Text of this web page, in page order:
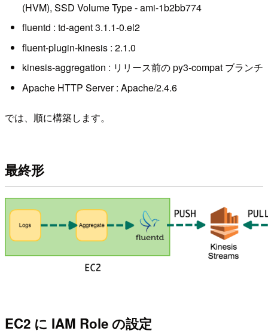
(HVM), SSD Volume Type - ami-1b2bb774
fluentd : td-agent 3.1.1-0.el2
fluent-plugin-kinesis : 2.1.0
kinesis-aggregation : リリース前の py3-compat ブランチ
Apache HTTP Server : Apache/2.4.6
では、順に構築します。
最終形
EC2 に IAM Role の設定